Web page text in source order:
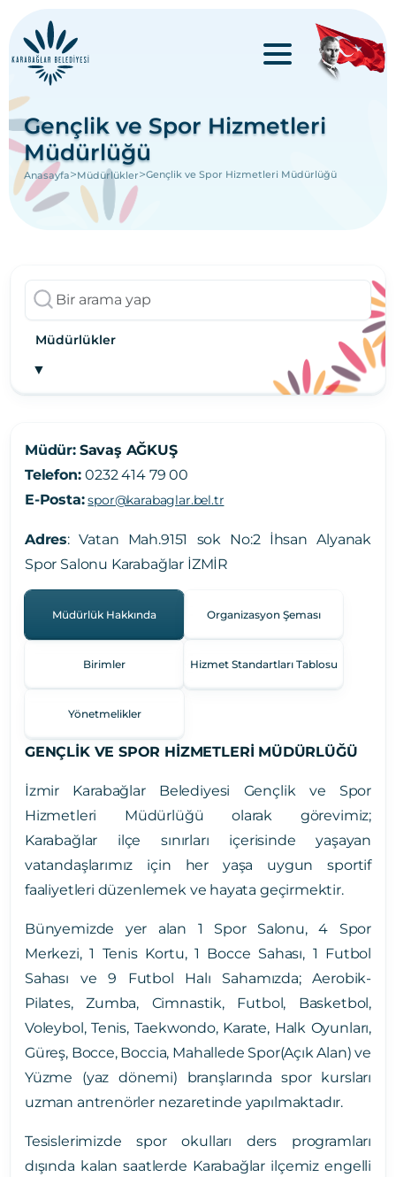
Gençlik ve Spor Hizmetleri
Müdürlüğü
Anasayfa>Müdürlükler>Gençlik ve Spor Hizmetleri Müdürlüğü
Müdürlükler
▼
Müdür: Savaş AĞKUŞ
Telefon:0232 414 79 00
E-Posta: spor@karabaglar.bel.tr
Adres: Vatan Mah.9151 sok No:2 İhsan Alyanak
Spor Salonu Karabağlar İZMİR
Müdürlük Hakkında Organizasyon Şeması
Birimler Hizmet Standartları Tablosu
Yönetmelikler
GENÇLİK VE SPOR HİZMETLERİ MÜDÜRLÜĞÜ
İzmir Karabağlar Belediyesi Gençlik ve Spor
Hizmetleri Müdürlüğü olarak görevimiz;
Karabağlar ilçe sınırları içerisinde yaşayan
vatandaşlarımız için her yaşa uygun sportif
faaliyetleri düzenlemek ve hayata geçirmektir.
Bünyemizde yer alan 1 Spor Salonu, 4 Spor
Merkezi, 1 Tenis Kortu, 1 Bocce Sahası, 1 Futbol
Sahası ve 9 Futbol Halı Sahamızda; Aerobik-
Pilates, Zumba, Cimnastik, Futbol, Basketbol,
Voleybol, Tenis, Taekwondo, Karate, Halk Oyunları,
Güreş, Bocce, Boccia, Mahallede Spor(Açık Alan) ve
Yüzme (yaz dönemi) branşlarında spor kursları
uzman antrenörler nezaretinde yapılmaktadır.
Tesislerimizde spor okulları ders programları
dışında kalan saatlerde Karabağlar ilçemiz engelli